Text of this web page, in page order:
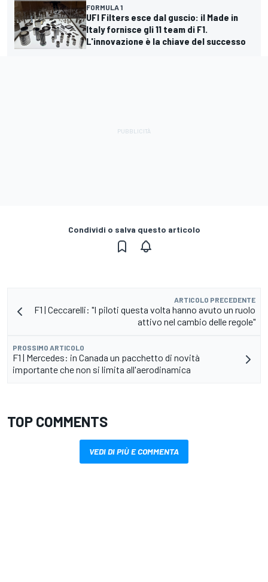
FORMULA 1
UFI Filters esce dal guscio: il Made in
Italy fornisce gli 11 team di F1.
L'innovazione è la chiave del successo
Condividi o salva questo articolo
ARTICOLO PRECEDENTE
F1 | Ceccarelli: "I piloti questa volta hanno avuto un ruolo
attivo nel cambio delle regole"
PROSSIMO ARTICOLO
F1 | Mercedes: in Canada un pacchetto di novità
importante che non si limita all'aerodinamica
TOP COMMENTS
VEDI DI PIÙ E COMMENTA